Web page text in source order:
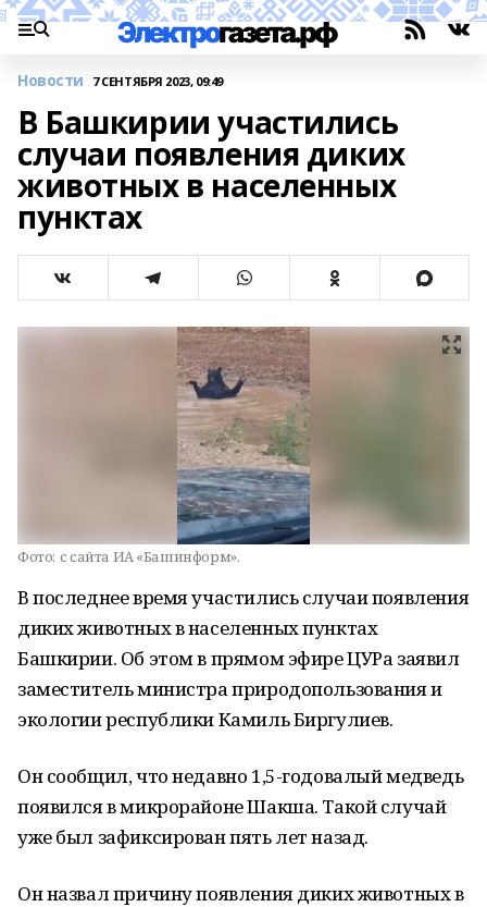
Новости 7 СЕНТЯБРЯ 2023, 09:49
В Башкирии участились
случаи появления диких
животных в населенных
пунктах
Фото: с сайта ИА «Башинформ».
В последнее время участились случаи появления
диких животных в населенных пунктах
Башкирии. Об этом в прямом эфире ЦУРа заявил
заместитель министра природопользования и
экологии республики Камиль Биргулиев.
Он сообщил, что недавно 1,5-годовалый медведь
появился в микрорайоне Шакша. Такой случай
уже был зафиксирован пять лет назад.
Он назвал причину появления диких животных в